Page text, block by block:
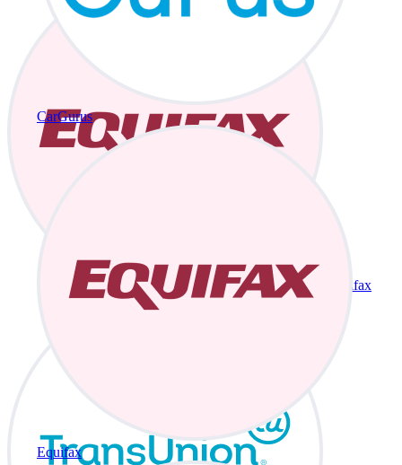
CarGurus
Equifax
Equifax